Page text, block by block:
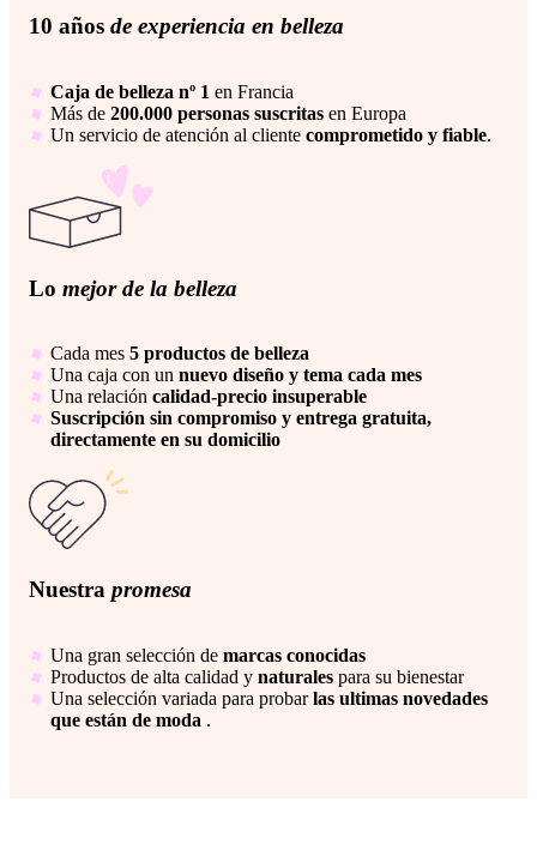
10 años de experiencia en belleza
Caja de belleza nº 1 en Francia
Más de 200.000 personas suscritas en Europa
Un servicio de atención al cliente comprometido y fiable.
Lo mejor de la belleza
Cada mes 5 productos de belleza
Una caja con un nuevo diseño y tema cada mes
Una relación calidad-precio insuperable
Suscripción sin compromiso y entrega gratuita,
directamente en su domicilio
Nuestra promesa
Una gran selección de marcas conocidas
Productos de alta calidad y naturales para su bienestar
Una selección variada para probarlas ultimas novedades
que están de moda .